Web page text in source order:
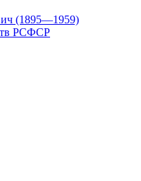
(1895—1959)
РСФСР